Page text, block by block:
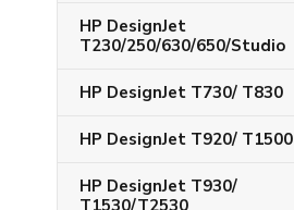
HP DesignJet
T230/250/630/650/Studio
HP DesignJet T730/ T830
HP DesignJet T920/ T1500
HP DesignJet T930/
T1530/T2530